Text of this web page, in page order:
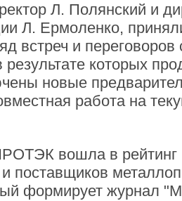
Л. Полянский и
Л. Ермоленко,
встреч и
результате которых
новые
работа на
вошла в рейтинг
поставщиков
формирует журнал